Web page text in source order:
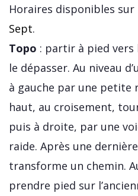
Horaires disponibles sur
Sept.
Topo : partir à pied vers
le dépasser. Au niveau
à gauche par une petite
haut, au croisement,
puis à droite, par une
raide. Après une
transforme un chemin.
prendre pied sur